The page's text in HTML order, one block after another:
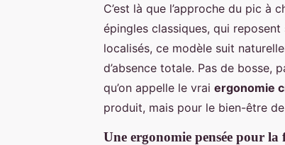
C’est là que l’approche du pic à
épingles classiques, qui
localisés, ce modèle suit
d’absence totale. Pas de bosse,
qu’on appelle le vrai ergonomie
produit, mais pour le bien-être
Une ergonomie pensée pour